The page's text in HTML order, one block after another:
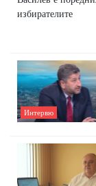
избирателите
Интервю